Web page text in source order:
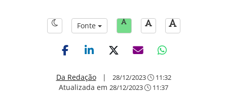
Fonte
Da Redação| 28/12/2023 11:32
Atualizada em 28/12/2023 11:37